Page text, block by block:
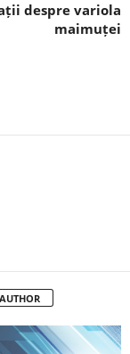
despre variola
maimuței